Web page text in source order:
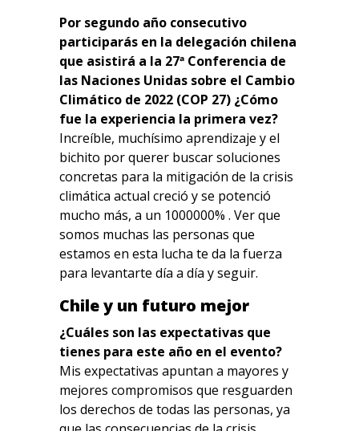
Por segundo año consecutivo
participarás en la delegación chilena
que asistirá a la 27ª Conferencia de
las Naciones Unidas sobre el Cambio
Climático de 2022 (COP 27) ¿Cómo
fue la experiencia la primera vez?
Increíble, muchísimo aprendizaje y el
bichito por querer buscar soluciones
concretas para la mitigación de la crisis
climática actual creció y se potenció
mucho más, a un 1000000% . Ver que
somos muchas las personas que
estamos en esta lucha te da la fuerza
para levantarte día a día y seguir.
Chile y un futuro mejor
¿Cuáles son las expectativas que
tienes para este año en el evento?
Mis expectativas apuntan a mayores y
mejores compromisos que resguarden
los derechos de todas las personas, ya